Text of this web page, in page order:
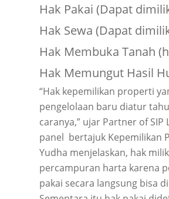
Hak Pakai (Dapat
Hak Sewa (Dapat
Hak Membuka Tanah
Hak Memungut Hasil
“Hak kepemilikan properti
pengelolaan baru diatur
caranya,” ujar Partner of
panel bertajuk Kepemilikan
Yudha menjelaskan, hak
percampuran harta karena
pakai secara langsung bisa